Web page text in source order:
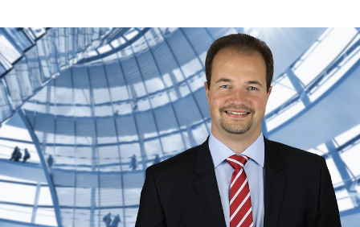
STELLENPORTAL
MEDIATHEK